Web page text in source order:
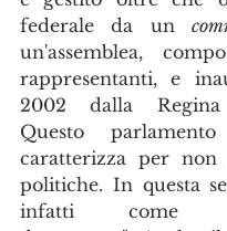
federale da un
un'assemblea,
rappresentanti, e
2002 dalla Regina
Questo
caratterizza per non
politiche. In questa
infatti come